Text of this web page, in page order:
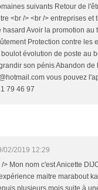
suivants Retour de
<br /> <br /> entreprises
hasard Avoir la promotion
Protection contre les
évolution de poste au
son pénis Abandon
vous pouvez
79 46 97
02/2019 12:29
/> Mon nom c'est Anicette
maitre marabout